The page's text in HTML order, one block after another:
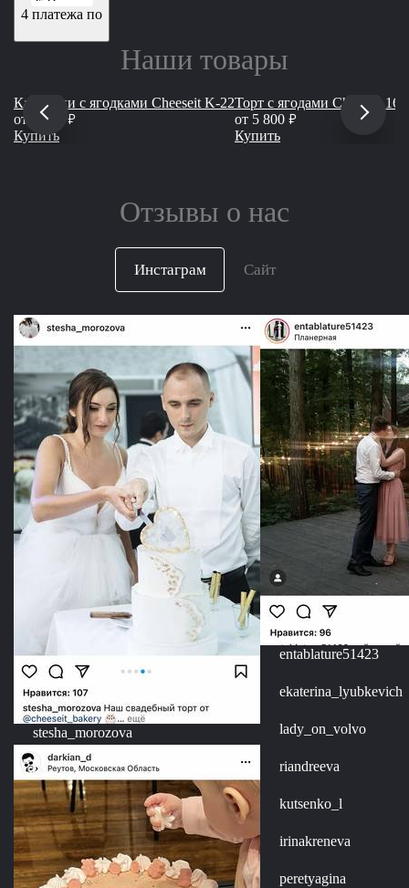
4 платежа по
Наши товары
Капкейки с ягодками Cheeseit K-22
от
2 600
руб
Купить
Торт с ягодами Сheeseit 165
от 5 800
руб
Купить
Отзывы о нас
Инстаграм Сайт
stesha_morozova
entablature51423
ekaterina_lyubkevich
lady_on_volvo
riandreeva
kutsenko_l
irinakreneva
peretyagina